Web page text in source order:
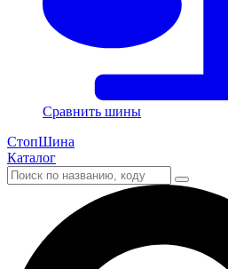
Сравнить шины
СтопШина
Каталог